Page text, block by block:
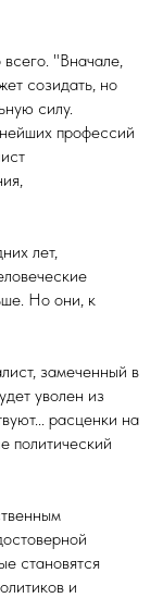
"Вначале,
созидать, но
силу.
профессий
лет,
Но они, к
замеченный в
уволен из
расценки на
политический
становятся
и